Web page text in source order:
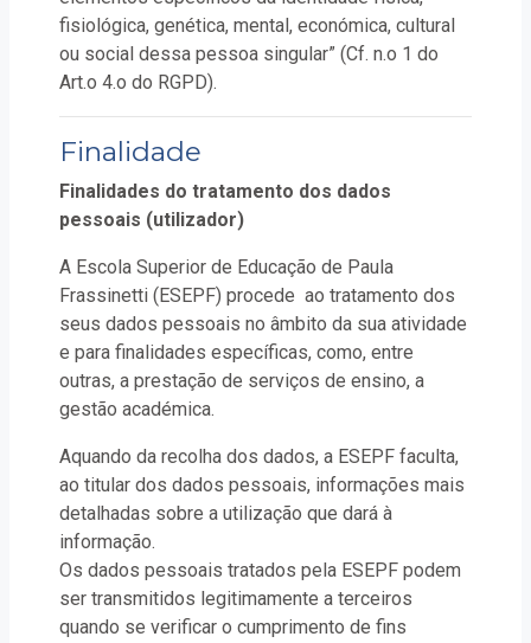
fisiológica, genética, mental, económica, cultural
ou social dessa pessoa singular” (Cf. n.o 1 do
Art.o 4.o do RGPD).
Finalidade
Finalidades do tratamento dos dados
pessoais (utilizador)
A Escola Superior de Educação de Paula
Frassinetti (ESEPF) procede ao tratamento dos
seus dados pessoais no âmbito da sua atividade
e para finalidades específicas, como, entre
outras, a prestação de serviços de ensino, a
gestão académica.
Aquando da recolha dos dados, a ESEPF faculta,
ao titular dos dados pessoais, informações mais
detalhadas sobre a utilização que dará à
informação.
Os dados pessoais tratados pela ESEPF podem
ser transmitidos legitimamente a terceiros
quando se verificar o cumprimento de fins